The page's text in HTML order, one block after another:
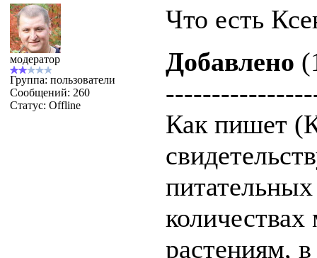
модератор
Группа: пользователи
Сообщений: 260
Статус: Offline
Что есть
Добавлено
Как пишет
растениям,